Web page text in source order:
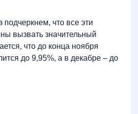
что все эти
вызвать значительный
что до конца ноября
до 9,95%, а в декабре – до